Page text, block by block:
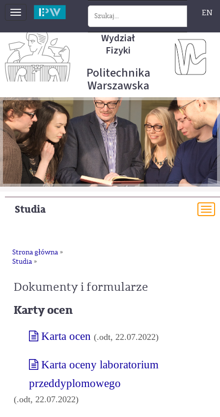
Toggle
EN
Wydział
Fizyki
Politechnika
Warszawska
Studia
Strona główna »
Studia »
Dokumenty i formularze
Karty ocen
Karta ocen (.odt, 22.07.2022)
Karta oceny laboratorium
przeddyplomowego
(.odt, 22.07.2022)